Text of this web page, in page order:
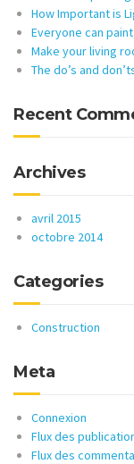
How Important is
Everyone can
Make your living
The do’s and
Recent
Archives
avril 2015
octobre 2014
Categories
Construction
Meta
Connexion
Flux des
Flux des